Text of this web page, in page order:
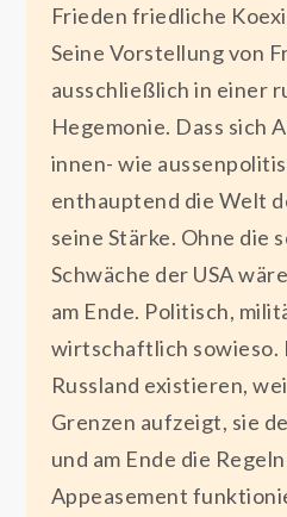
Frieden friedliche
Seine Vorstellung von
ausschließlich in einer
Hegemonie. Dass sich
innen- wie
enthauptend die Welt
seine Stärke. Ohne die
Schwäche der USA
am Ende. Politisch,
wirtschaftlich sowieso.
Russland existieren,
Grenzen aufzeigt, sie
und am Ende die
Appeasement